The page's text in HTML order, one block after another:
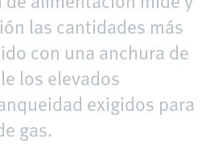
las cantidades más
con una anchura de
los elevados
exigidos para
gas.